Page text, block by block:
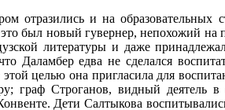
отразились и на образовательных
был новый гувернер, непохожий на
литературы и даже
едва не сделался
целью она пригласила для
граф Строганов, видный деятель
Дети Салтыкова